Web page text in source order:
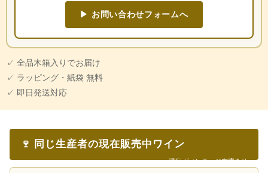
▶ お問い合わせフォームへ
✓ 全品木箱入りでお届け
✓ ラッピング・紙袋 無料
✓ 即日発送対応
🍷 同じ生産者の現在販売中ワイン
現行ヴィンテージ在庫あり